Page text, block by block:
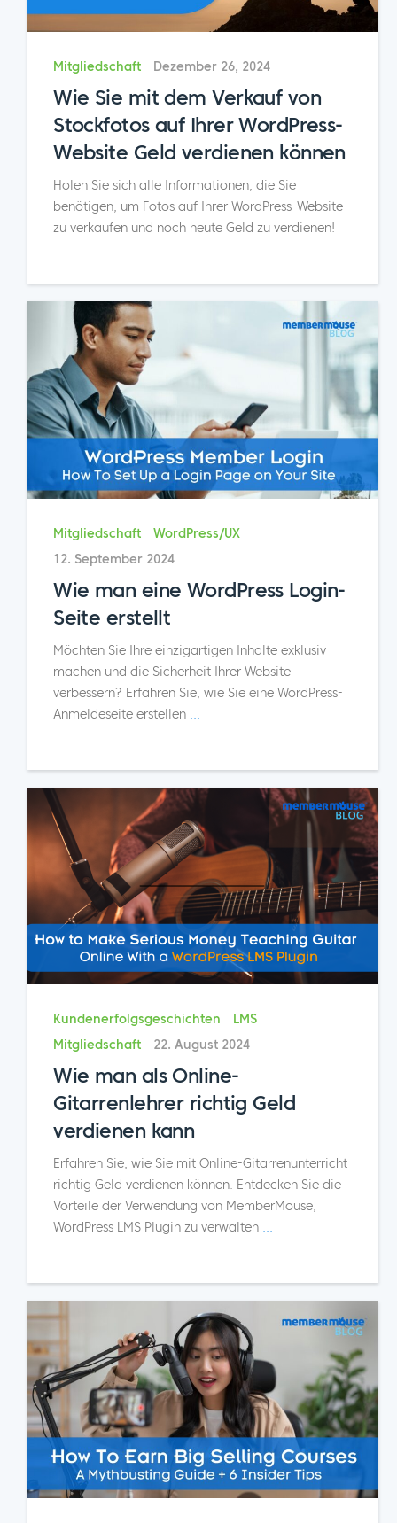
Mitgliedschaft Dezember 26, 2024
Wie Sie mit dem Verkauf von
Stockfotos auf Ihrer WordPress-
Website Geld verdienen können
Holen Sie sich alle Informationen, die Sie
benötigen, um Fotos auf Ihrer WordPress-Website
zu verkaufen und noch heute Geld zu verdienen!
Mitgliedschaft
WordPress/UX
12. September 2024
Wie man eine WordPress Login-
Seite erstellt
Möchten Sie Ihre einzigartigen Inhalte exklusiv
machen und die Sicherheit Ihrer Website
verbessern? Erfahren Sie, wie Sie eine WordPress-
Anmeldeseite erstellen ...
Kundenerfolgsgeschichten
LMS
Mitgliedschaft
22. August 2024
Wie man als Online-
Gitarrenlehrer richtig Geld
verdienen kann
Erfahren Sie, wie Sie mit Online-Gitarrenunterricht
richtig Geld verdienen können. Entdecken Sie die
Vorteile der Verwendung von MemberMouse,
WordPress LMS Plugin zu verwalten ...